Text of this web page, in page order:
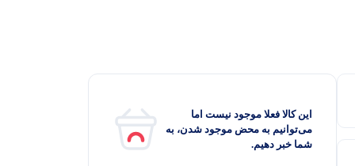
این کالا فعلا موجود نیست اما
می‌توانیم به محض موجود شدن، به
شما خبر دهیم.